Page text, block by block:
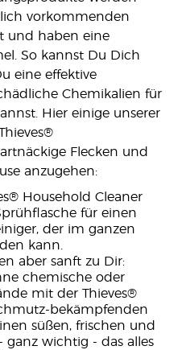
vorkommenden
und haben eine
So kannst Du Dich
eine effektive
Chemikalien für
Hier einige unserer
Flecken und
anzugehen:
Household Cleaner
für einen
der im ganzen
kann.
aber sanft zu Dir:
chemische oder
mit der Thieves®
bekämpfenden
süßen, frischen und
wichtig - das alles